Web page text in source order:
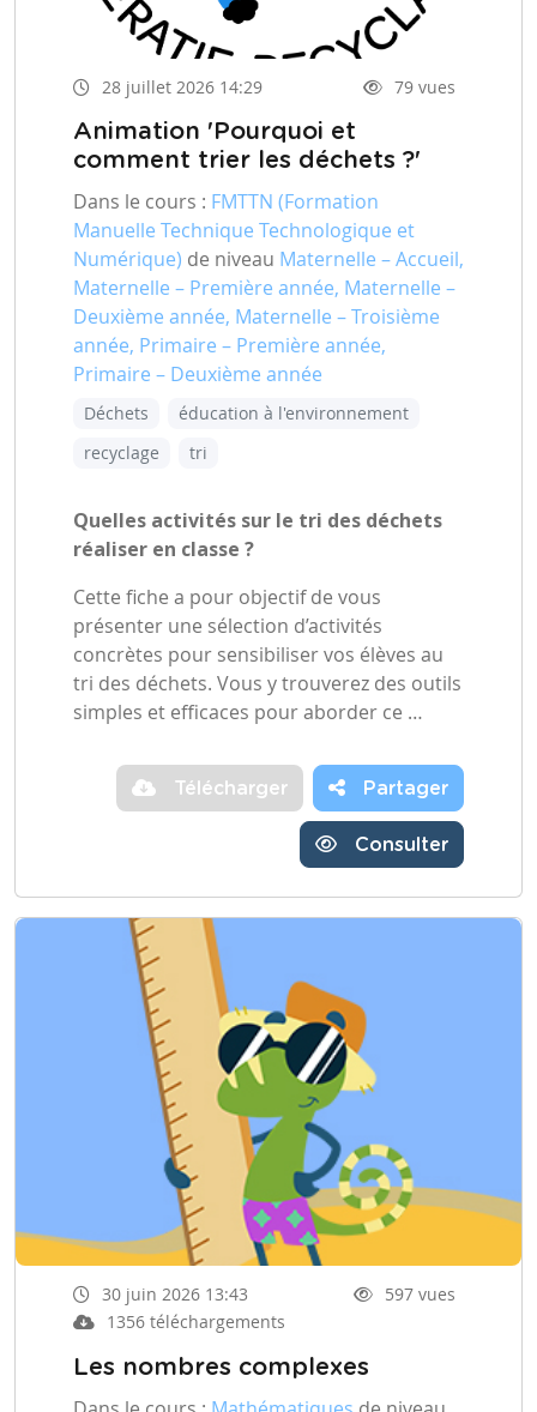
28 juillet 2026 14:29 79 vues
Animation 'Pourquoi et
comment trier les déchets ?'
Dans le cours : FMTTN (Formation
Manuelle Technique Technologique et
Numérique) de niveau Maternelle – Accueil,
Maternelle – Première année, Maternelle –
Deuxième année, Maternelle – Troisième
année, Primaire – Première année,
Primaire – Deuxième année
Déchets
éducation à l'environnement
recyclage
tri
Quelles activités sur le tri des déchets
réaliser en classe ?
Cette fiche a pour objectif de vous
présenter une sélection d’activités
concrètes pour sensibiliser vos élèves au
tri des déchets. Vous y trouverez des outils
simples et efficaces pour aborder ce …
Télécharger Partager
Consulter
30 juin 2026 13:43
597 vues
1356 téléchargements
Les nombres complexes